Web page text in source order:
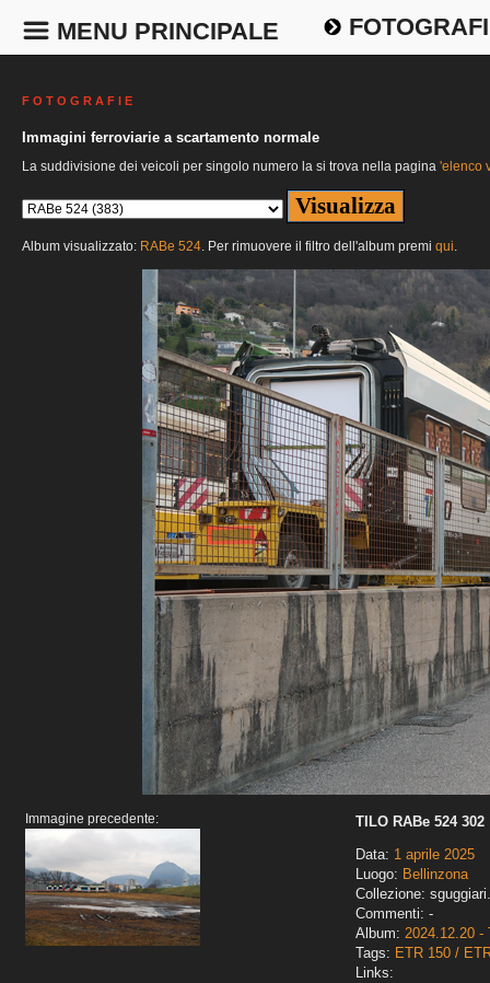
MENU PRINCIPALE
F O T O G R A F I E
Immagini ferroviarie a scartamento normale
La suddivisione dei veicoli per singolo numero la si trova nella pagina 'elenco
Album visualizzato: RABe 524. Per rimuovere il filtro dell'album premi qui.
Immagine precedente:
TILO RABe 524 302
Data: 1 aprile 2025
Luogo: Bellinzona
Collezione:
Commenti: -
Album: 2024.12.20 -
Tags: ETR 150 /
Links: